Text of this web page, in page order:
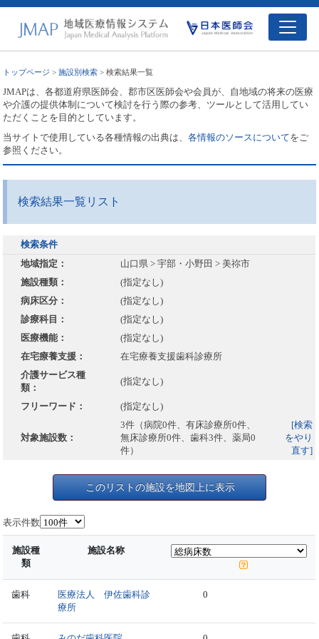
トップページ >施設別検索 > 検索結果一覧
JMAPは、各都道府県医師会、郡市区医師会や会員が、自地域の将来の医療
や介護の提供体制について検討を行う際の参考、ツールとして活用してい
ただくことを目的としています。
当サイトで使用している各種情報の出典は、各情報のソースについてをご
参照ください。
検索結果一覧リスト
検索条件
地域指定：
山口県 > 宇部・小野田 > 美祢市
施設種類：
(指定なし)
病床区分：
(指定なし)
診療科目：
(指定なし)
医療機能：
(指定なし)
在宅療養支援：
在宅療養支援歯科診療所
介護サービス種
類：
(指定なし)
フリーワード： (指定なし)
対象施設数：
3件（病院0件、有床診療所0件、
無床診療所0件、歯科3件、薬局0
件）
[検索
をやり
直す]
このリストの施設を地図上に表示
表示件数
施設種
類
施設名称
歯科
医療法人 伊佐歯科診
療所
0